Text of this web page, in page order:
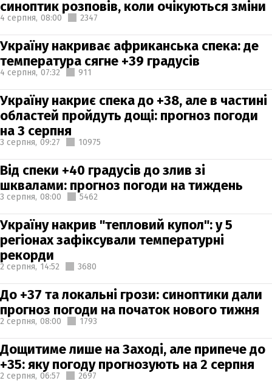
синоптик розповів, коли очікуються зміни
4 серпня, 08:00 2347
Україну накриває африканська спека: де
температура сягне +39 градусів
4 серпня, 07:32 911
Україну накриє спека до +38, але в частині
областей пройдуть дощі: прогноз погоди
на 3 серпня
3 серпня, 09:27 10975
Від спеки +40 градусів до злив зі
шквалами: прогноз погоди на тиждень
3 серпня, 08:00 5462
Україну накрив "тепловий купол": у 5
регіонах зафіксували температурні
рекорди
2 серпня, 14:52 3680
До +37 та локальні грози: синоптики дали
прогноз погоди на початок нового тижня
2 серпня, 08:00 1793
Дощитиме лише на Заході, але припече до
+35: яку погоду прогнозують на 2 серпня
2 серпня, 06:57 2697